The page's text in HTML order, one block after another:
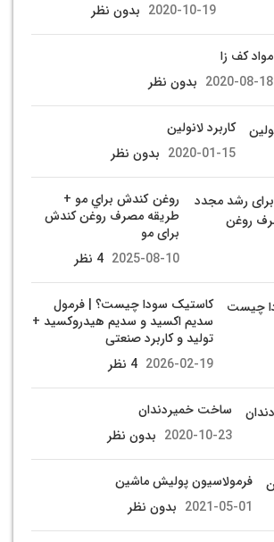
2020-10-19 بدون نظر
مواد کف زا
2020-08-18 بدون نظر
کاربرد لانولین
2020-01-15 بدون نظر
روغن كندش براي مو +
طریقه مصرف روغن کندش
برای مو
2025-08-10 4 نظر
کاستیک سودا چیست؟ | فرمول
سدیم اکسید و سدیم هیدروکسید +
تولید و کاربرد صنعتی
2026-02-19 4 نظر
ساخت خمیردندان
2020-10-23 بدون نظر
فرمولاسیون پولیش ماشین
2021-05-01 بدون نظر